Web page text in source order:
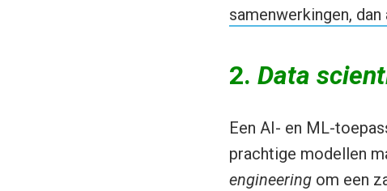
samenwerkingen,
2. Data
Een AI- en ML-
prachtige modellen
engineeringom een